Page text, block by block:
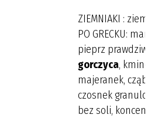
ZIEMNIAKI :
PO GRECKU:
pieprz
gorczyca,
majeranek,
czosnek
bez soli,